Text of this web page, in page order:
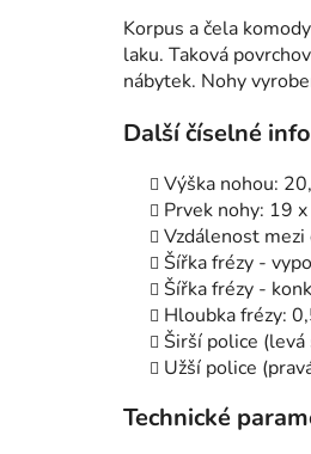
Korpus a čela
laku. Taková
nábytek. Nohy
Další číselné
Výška nohou:
Prvek nohy: 19
Vzdálenost
Šířka frézy -
Šířka frézy -
Hloubka frézy:
Širší police
Užší police
Technické